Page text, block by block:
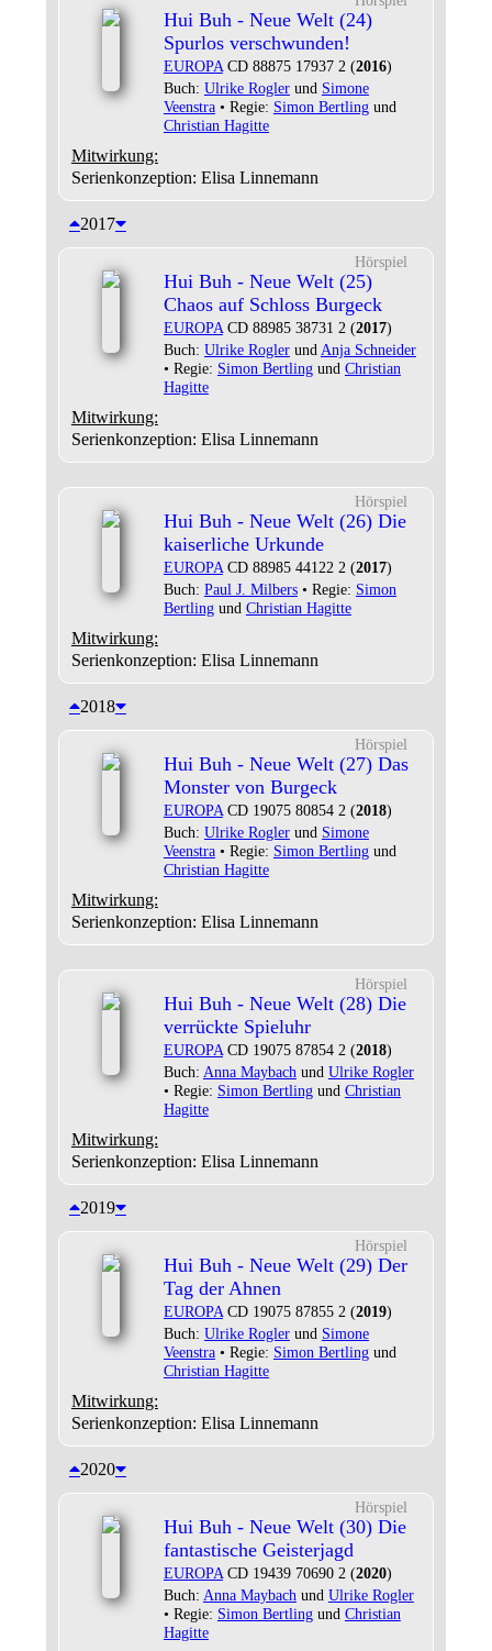
Hui Buh - Neue Welt (24)
Spurlos verschwunden!
EUROPACD 88875 17937 2 (2016)
Buch: Ulrike Roglerund Simone
Veenstra• Regie: Simon Bertlingund
Christian Hagitte
Mitwirkung:
Serienkonzeption: Elisa Linnemann
2017
Hörspiel
Hui Buh - Neue Welt (25)
Chaos auf Schloss Burgeck
EUROPACD 88985 38731 2 (2017)
Buch: Ulrike Roglerund Anja Schneider
• Regie: Simon Bertlingund Christian
Hagitte
Mitwirkung:
Serienkonzeption: Elisa Linnemann
Hörspiel
Hui Buh - Neue Welt (26) Die
kaiserliche Urkunde
EUROPACD 88985 44122 2 (2017)
Buch: Paul J. Milbers• Regie: Simon
Bertlingund Christian Hagitte
Mitwirkung:
Serienkonzeption: Elisa Linnemann
2018
Hörspiel
Hui Buh - Neue Welt (27) Das
Monster von Burgeck
EUROPACD 19075 80854 2 (2018)
Buch: Ulrike Roglerund Simone
Veenstra• Regie: Simon Bertlingund
Christian Hagitte
Mitwirkung:
Serienkonzeption: Elisa Linnemann
Hörspiel
Hui Buh - Neue Welt (28) Die
verrückte Spieluhr
EUROPACD 19075 87854 2 (2018)
Buch: Anna Maybach und Ulrike Rogler
• Regie: Simon Bertlingund Christian
Hagitte
Mitwirkung:
Serienkonzeption: Elisa Linnemann
2019
Hörspiel
Hui Buh - Neue Welt (29) Der
Tag der Ahnen
EUROPACD 19075 87855 2 (2019)
Buch: Ulrike Roglerund Simone
Veenstra• Regie: Simon Bertlingund
Christian Hagitte
Mitwirkung:
Serienkonzeption: Elisa Linnemann
2020
Hörspiel
Hui Buh - Neue Welt (30) Die
fantastische Geisterjagd
EUROPACD 19439 70690 2 (2020)
Buch: Anna Maybach und Ulrike Rogler
• Regie: Simon Bertlingund Christian
Hagitte